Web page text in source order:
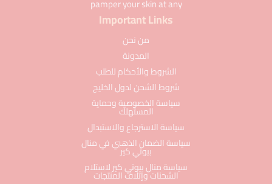
pamper your skin at any
Important Links
من نحن
المدونة
الشروط والأحكام للطلب
شروط الشحن لدول الخليج
سياسة الخصوصية وحماية
المستهلك
سياسة الاسترجاع والاستبدال
سياسة الضمان الذهبي في منال
بيوتي كير
سياسة منال بيوتي كير لاستلام
الشحنات وإتلاف المنتجات